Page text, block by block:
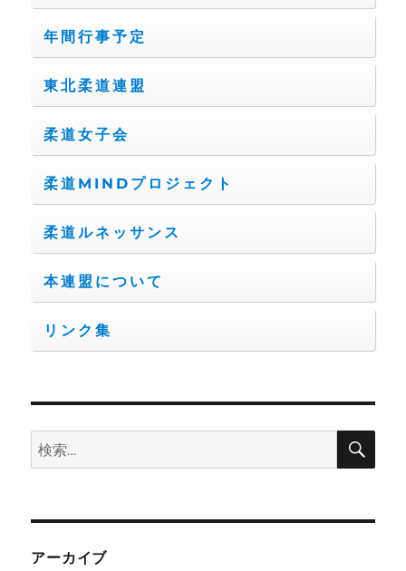
年間行事予定
東北柔道連盟
柔道女子会
柔道MINDプロジェクト
柔道ルネッサンス
本連盟について
リンク集
検
索:
検
アーカイブ